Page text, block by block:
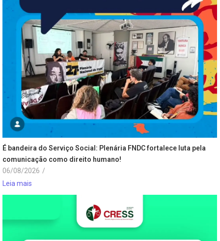
É bandeira do Serviço Social: Plenária FNDC fortalece luta pela
comunicação como direito humano!
06/08/2026 /
Leia mais